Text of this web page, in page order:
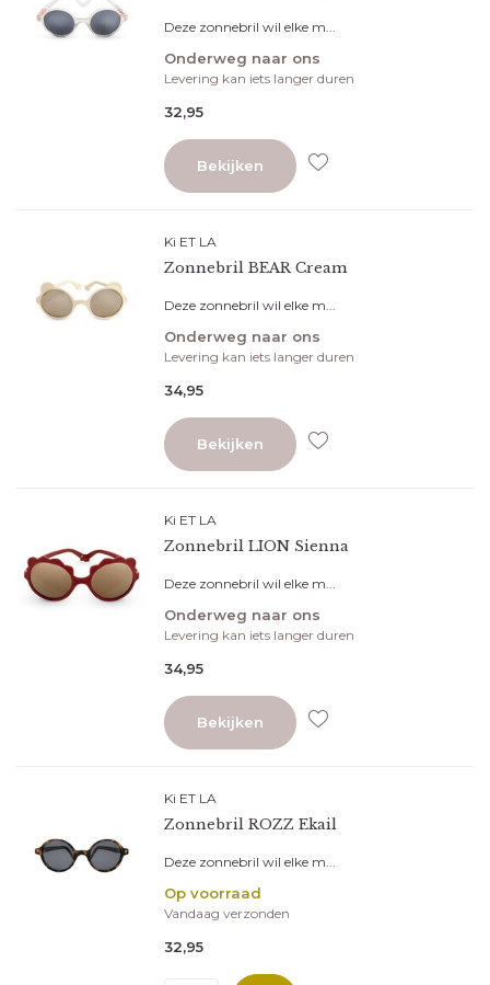
Deze zonnebril wil elke m...
Onderweg naar ons
Levering kan iets langer duren
32,95
Bekijken
Ki ET LA
Zonnebril BEAR Cream
Deze zonnebril wil elke m...
Onderweg naar ons
Levering kan iets langer duren
34,95
Bekijken
Ki ET LA
Zonnebril LION Sienna
Deze zonnebril wil elke m...
Onderweg naar ons
Levering kan iets langer duren
34,95
Bekijken
Ki ET LA
Zonnebril ROZZ Ekail
Deze zonnebril wil elke m...
Op voorraad
Vandaag verzonden
32,95